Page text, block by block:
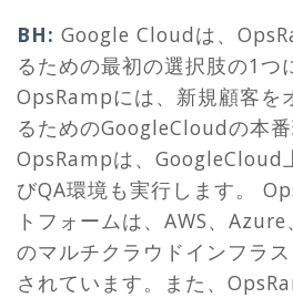
BH: Google Cloudは、
るための最初の選択肢の1つ
OpsRampには、新規顧客を
るためのGoogleCloudの本番
OpsRampは、GoogleCloud
びQA環境も実行します。
トフォームは、AWS、
のマルチクラウドインフラ
されています。また、